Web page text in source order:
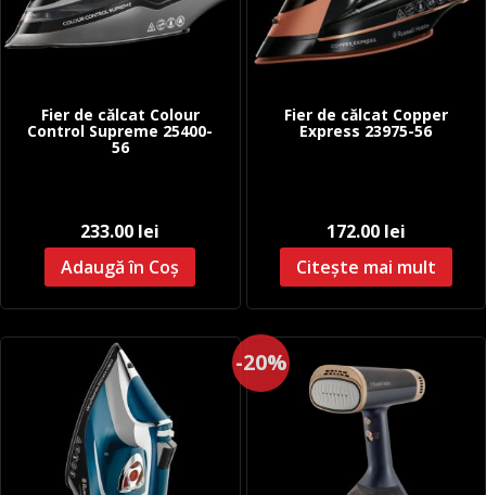
Fier de călcat Colour
Control Supreme 25400-
56
233.00 lei
Adaugă în Coș
Fier de călcat Copper
Express 23975-56
172.00 lei
Citește mai mult
-20%